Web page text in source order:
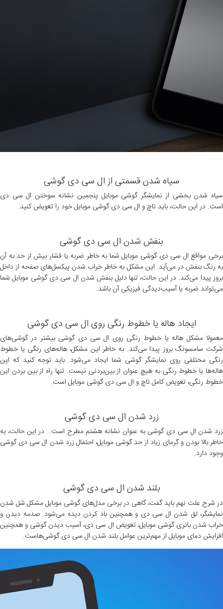
سیاه شدن قسمتی از ال سی دی گوشی
سیاه شدن بخشی از نمایشگر گوشی موبایل پنجمین نشانه سوختن ال سی دی
است. در این حالت، باید تاچ و ال سی دی گوشی موبایل خود را تعویض کنید.
بنفش شدن ال سی دی گوشی
برخی مواقع ال سی دی گوشی موبایل شما به خاطر ضربه یا فشار بیش از حد به آن
به رنگ بنفش در می‌آید. این مشکل به خاطر خراب شدن پیکسل‌های صفحه از داخل
بروز پیدا می‌کند. در این حالت، تنها دلیل بنفش شدن ال سی دی گوشی موبایل شما
می‌تواند ضربه یا آسیب‌دیدگی فیزیکی آن باشد.
ایجاد هاله یا خطوط رنگی روی ال سی دی گوشی
معمولا مشکل هاله یا خطوط رنگی روی ال سی دی گوشی بیشتر در گوشی‌های
شرکت سامسونگ بروز پیدا می‌کند. به خاطر این مشکل، هاله‌های رنگی یا خطوط
رنگی مختلفی روی نمایشگر گوشی شما ایجاد می‌شود. باید توجه کنید که این
هاله‌‌ها یا خطوط رنگی به هیچ عنوان از بین‌بردنی نیست. تنها راه از بین بردن این
خطوط رنگی، تعویض کامل تاچ و ال سی دی گوشی موبایل است.
زرد شدن ال سی دی گوشی
زرد شدن ال سی دی گوشی به عنوان نشانه هشتم مطرح است. در این حالت، به
خاطر بالا بودن و گرمای زیاد از حد گوشی موبایل، احتمال زرد شدن ال سی دی گوشی
وجود دارد.
بلند شدن ال سی دی گوشی
در شرح علت نهم باید گفت، گاهی در برخی مدل‌های گوشی موبایل مشکل شل شدن
نمایشگر، لق شدن ال سی دی و همچنین باد کردن دیده می‌شود. صدمه دیدن و
خراب شدن باتری گوشی موبایل، تعویض ال سی دی، آسیب دیدن گوشی و همچنین
افزایش دمای موبایل از مهم‌ترین عوامل بلند شدن ال سی دی گوشی‌هاست.